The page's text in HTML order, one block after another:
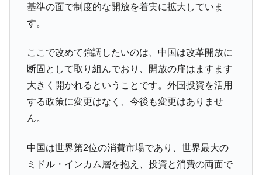
基準の面で制度的な開放を着実に拡大していま
す。
ここで改めて強調したいのは、中国は改革開放に
断固として取り組んでおり、開放の扉はますます
大きく開かれるということです。外国投資を活用
する政策に変更はなく、今後も変更はありませ
ん。
中国は世界第2位の消費市場であり、世界最大の
ミドル・インカム層を抱え、投資と消費の両面で